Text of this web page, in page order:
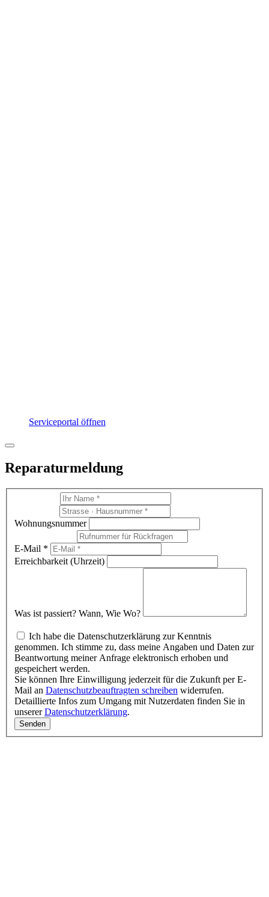
Serviceportal öffnen
Reparaturmeldung
Wohnungsnummer
E-Mail *
Erreichbarkeit (Uhrzeit)
Was ist passiert? Wann, Wie Wo?
Ich habe die Datenschutzerklärung zur Kenntnis
genommen. Ich stimme zu, dass meine Angaben und Daten zur
Beantwortung meiner Anfrage elektronisch erhoben und
gespeichert werden.
Sie können Ihre Einwilligung jederzeit für die Zukunft per E-
Mail an Datenschutzbeauftragten schreiben widerrufen.
Detaillierte Infos zum Umgang mit Nutzerdaten finden Sie in
unsererDatenschutzerklärung.
Senden
are
human,
this
field